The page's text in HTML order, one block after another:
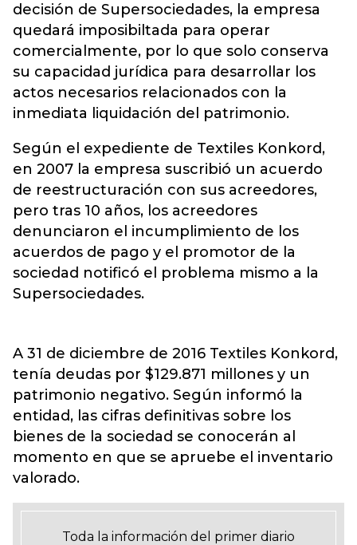
decisión de Supersociedades, la empresa
quedará imposibiltada para operar
comercialmente, por lo que solo conserva
su capacidad jurídica para desarrollar los
actos necesarios relacionados con la
inmediata liquidación del patrimonio.
Según el expediente de Textiles Konkord,
en 2007 la empresa suscribió un acuerdo
de reestructuración con sus acreedores,
pero tras 10 años, los acreedores
denunciaron el incumplimiento de los
acuerdos de pago y el promotor de la
sociedad notificó el problema mismo a la
Supersociedades.
A 31 de diciembre de 2016 Textiles Konkord,
tenía deudas por $129.871 millones y un
patrimonio negativo. Según informó la
entidad, las cifras definitivas sobre los
bienes de la sociedad se conocerán al
momento en que se apruebe el inventario
valorado.
Toda la información del primer diario